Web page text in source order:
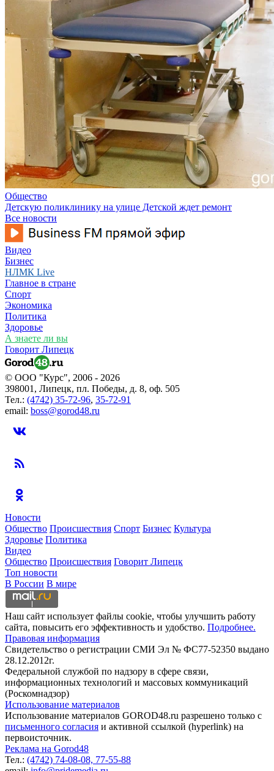
Общество
Детскую поликлинику на улице Детской ждет ремонт
Все новости
Видео
Бизнес
НЛМК Live
Главное в стране
Спорт
Экономика
Политика
Здоровье
А знаете ли вы
Говорит Липецк
© ООО "Курс", 2006 - 2026
398001, Липецк, пл. Победы, д. 8, оф. 505
Тел.: (4742) 35-72-96, 35-72-91
email: boss@gorod48.ru
Новости
Общество Происшествия Спорт Бизнес Культура
Здоровье Политика
Видео
Общество Происшествия Говорит Липецк
Топ новости
В России В мире
Наш сайт использует файлы cookie, чтобы улучшить работу
сайта, повысить его эффективность и удобство. Подробнее.
Правовая информация
Свидетельство о регистрации СМИ Эл № ФС77-52350 выдано
28.12.2012г.
Федеральной службой по надзору в сфере связи,
информационных технологий и массовых коммуникаций
(Роскомнадзор)
Использование материалов
Использование материалов GOROD48.ru разрешено только с
письменного согласия и активной ссылкой (hyperlink) на
первоисточник.
Реклама на Gorod48
Тел.: (4742) 74-08-08, 77-55-88